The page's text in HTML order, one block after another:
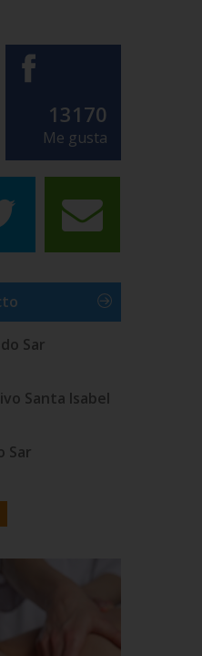
13170
Me gusta
Sar
Santa Isabel
Sar